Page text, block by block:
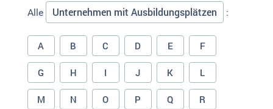
Alle Unternehmen mit Ausbildungsplätzen :
A B C D E F
G H I J K L
M N O P Q R